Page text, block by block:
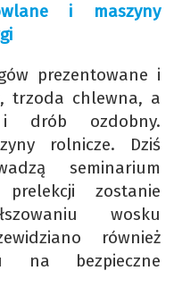
i maszyny
prezentowane i
trzoda chlewna, a
drób ozdobny.
rolnicze. Dziś
seminarium
zostanie
wosku
również
na bezpieczne